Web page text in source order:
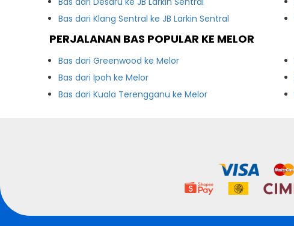
Bas dari Klang Sentral ke JB Larkin Sentral
PERJALANAN BAS POPULAR KE MELOR
Bas dari Greenwood ke Melor
Bas dari Ipoh ke Melor
Bas dari Kuala Terengganu ke Melor